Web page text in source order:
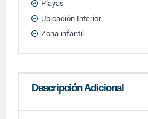
Playas
Ubicación Interior
Zona infantil
Descripción Adicional